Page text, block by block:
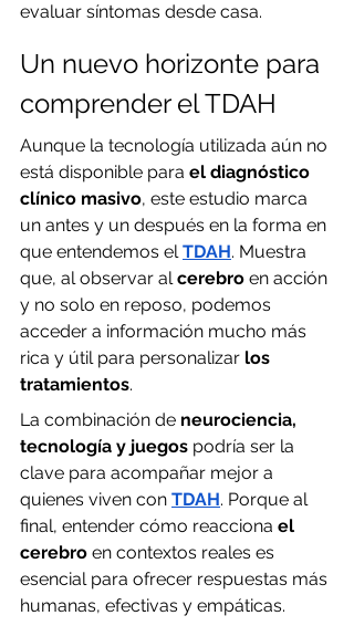
evaluar síntomas desde casa.
Un nuevo horizonte para
comprender el TDAH
Aunque la tecnología utilizada aún no
está disponible para el diagnóstico
clínico masivo, este estudio marca
un antes y un después en la forma en
que entendemos el TDAH. Muestra
que, al observar al cerebro en acción
y no solo en reposo, podemos
acceder a información mucho más
rica y útil para personalizar los
tratamientos.
La combinación de neurociencia,
tecnología y juegos podría ser la
clave para acompañar mejor a
quienes viven con TDAH. Porque al
final, entender cómo reacciona el
cerebro en contextos reales es
esencial para ofrecer respuestas más
humanas, efectivas y empáticas.